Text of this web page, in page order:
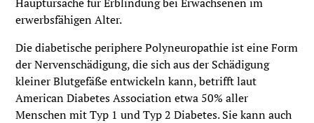
erwerbsfähigen Alter.
Die diabetische periphere Polyneuropathie ist eine Form
der Nervenschädigung, die sich aus der Schädigung
kleiner Blutgefäße entwickeln kann, betrifft laut
American Diabetes Association etwa 50% aller
Menschen mit Typ 1 und Typ 2 Diabetes. Sie kann auch